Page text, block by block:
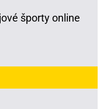
športy online